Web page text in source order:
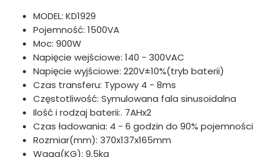
MODEL: KD1929
Pojemność: 1500VA
Moc: 900W
Napięcie wejściowe: 140 - 300VAC
Napięcie wyjściowe: 220V±10%(tryb baterii)
Czas transferu: Typowy 4 - 8ms
Częstotliwość: Symulowana fala sinusoidalna
Ilość i rodzaj baterii:. 7AHx2
Czas ładowania: 4 - 6 godzin do 90% pojemności
Rozmiar(mm): 370x137x165mm
Waga(KG): 9,5kg